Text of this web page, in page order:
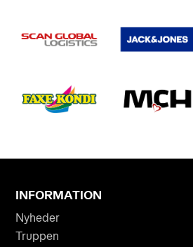
INFORMATION
Nyheder
Truppen